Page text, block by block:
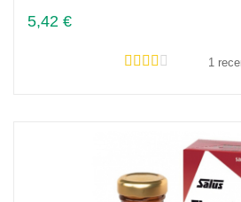
5,42 €
1